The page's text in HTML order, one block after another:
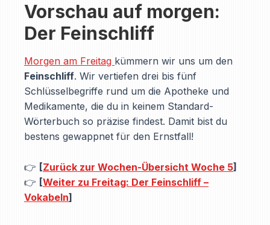
Vorschau auf morgen:
Der Feinschliff
Morgen am Freitag kümmern wir uns um den
Feinschliff. Wir vertiefen drei bis fünf
Schlüsselbegriffe rund um die Apotheke und
Medikamente, die du in keinem Standard-
Wörterbuch so präzise findest. Damit bist du
bestens gewappnet für den Ernstfall!
👉 [Zurück zur Wochen-Übersicht Woche 5]
👉 [Weiter zu Freitag: Der Feinschliff –
Vokabeln]